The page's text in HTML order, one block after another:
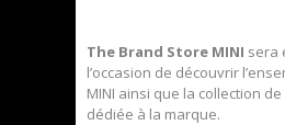
The Brand Store MINI sera
l’occasion de découvrir
MINI ainsi que la collection
dédiée à la marque.